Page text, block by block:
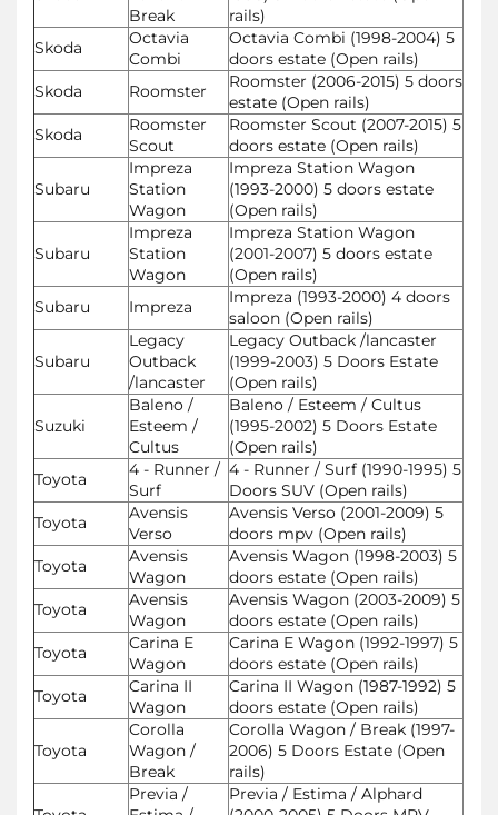
Break
rails)
Skoda
Octavia
Combi
Octavia Combi (1998-2004) 5
doors estate (Open rails)
Skoda
Roomster
Roomster (2006-2015) 5 doors
estate (Open rails)
Skoda
Roomster
Scout
Roomster Scout (2007-2015) 5
doors estate (Open rails)
Subaru
Impreza
Station
Wagon
Impreza Station Wagon
(1993-2000) 5 doors estate
(Open rails)
Subaru
Impreza
Station
Wagon
Impreza Station Wagon
(2001-2007) 5 doors estate
(Open rails)
Subaru
Impreza
Impreza (1993-2000) 4 doors
saloon (Open rails)
Subaru
Legacy
Outback
/lancaster
Legacy Outback /lancaster
(1999-2003) 5 Doors Estate
(Open rails)
Suzuki
Baleno /
Esteem /
Cultus
Baleno / Esteem / Cultus
(1995-2002) 5 Doors Estate
(Open rails)
Toyota
4 - Runner /
Surf
4 - Runner / Surf (1990-1995) 5
Doors SUV (Open rails)
Toyota
Avensis
Verso
Avensis Verso (2001-2009) 5
doors mpv (Open rails)
Toyota
Avensis
Wagon
Avensis Wagon (1998-2003) 5
doors estate (Open rails)
Toyota
Avensis
Wagon
Avensis Wagon (2003-2009) 5
doors estate (Open rails)
Toyota
Carina E
Wagon
Carina E Wagon (1992-1997) 5
doors estate (Open rails)
Toyota
Carina II
Wagon
Carina II Wagon (1987-1992) 5
doors estate (Open rails)
Toyota
Corolla
Wagon /
Break
Corolla Wagon / Break (1997-
2006) 5 Doors Estate (Open
rails)
Previa /
Previa / Estima / Alphard